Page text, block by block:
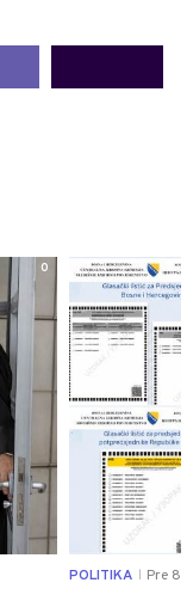
0
POLITIKA Pre 8